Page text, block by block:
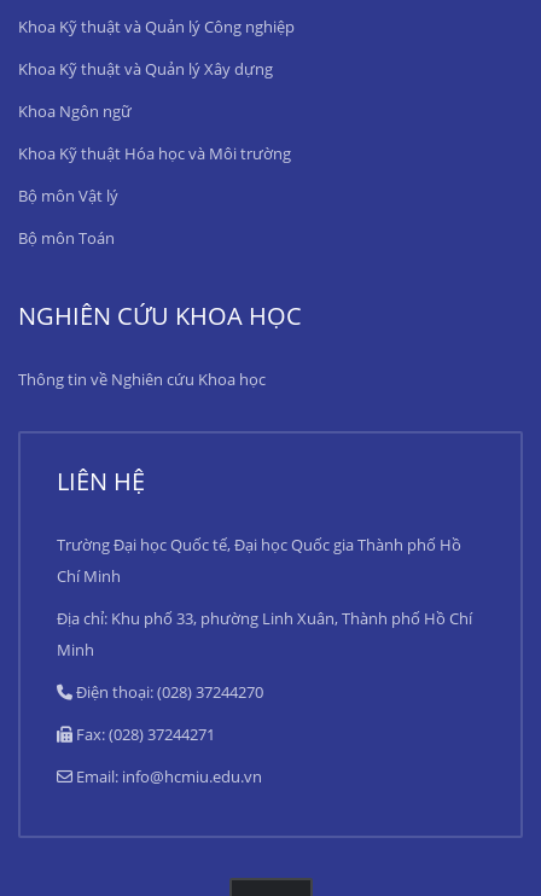
Khoa Kỹ thuật và Quản lý Công nghiệp
Khoa Kỹ thuật và Quản lý Xây dựng
Khoa Ngôn ngữ
Khoa Kỹ thuật Hóa học và Môi trường
Bộ môn Vật lý
Bộ môn Toán
NGHIÊN CỨU KHOA HỌC
Thông tin về Nghiên cứu Khoa học
LIÊN HỆ
Trường Đại học Quốc tế, Đại học Quốc gia Thành phố Hồ
Chí Minh
Địa chỉ: Khu phố 33, phường Linh Xuân, Thành phố Hồ Chí
Minh
Điện thoại: (028) 37244270
Fax: (028) 37244271
Email: info@hcmiu.edu.vn